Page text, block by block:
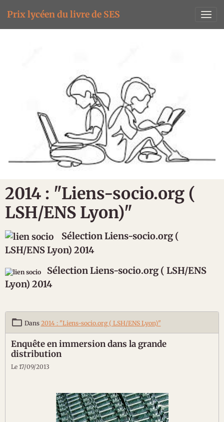
Prix lycéen du livre de SES
2014 : "Liens-socio.org (
LSH/ENS Lyon)"
Sélection Liens-socio.org (
LSH/ENS Lyon) 2014
Sélection Liens-socio.org ( LSH/ENS
Lyon) 2014
Dans 2014 : "Liens-socio.org ( LSH/ENS Lyon)"
Enquête en immersion dans la grande
distribution
Le 17/09/2013